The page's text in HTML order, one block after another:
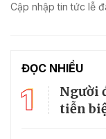
Cập nhập tin tức lễ
ĐỌC NHIỀU
1
Người
tiễn